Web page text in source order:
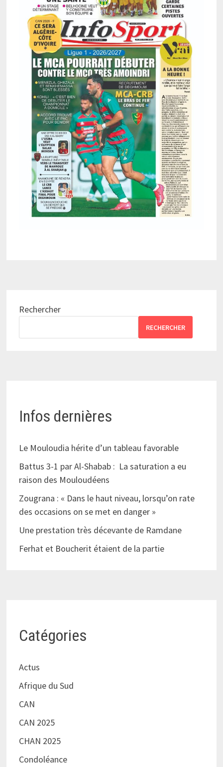
Rechercher
RECHERCHER
Infos dernières
Le Mouloudia hérite d’un tableau favorable
Battus 3-1 par Al-Shabab : La saturation a eu
raison des Mouloudéens
Zougrana : « Dans le haut niveau, lorsqu’on rate
des occasions on se met en danger »
Une prestation très décevante de Ramdane
Ferhat et Boucherit étaient de la partie
Catégories
Actus
Afrique du Sud
CAN
CAN 2025
CHAN 2025
Condoléance